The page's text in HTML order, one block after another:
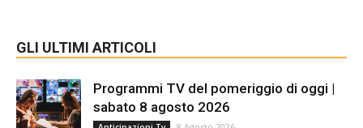
GLI ULTIMI ARTICOLI
Programmi TV del pomeriggio di oggi |
sabato 8 agosto 2026